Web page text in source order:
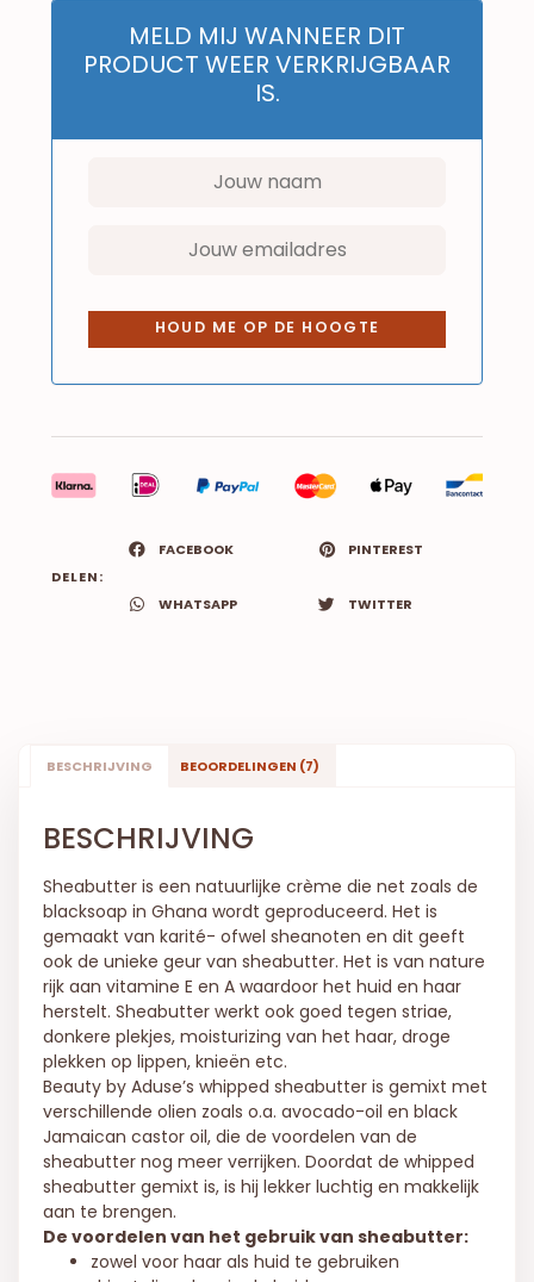
MELD MIJ WANNEER DIT
PRODUCT WEER VERKRIJGBAAR
IS.
DELEN:
FACEBOOK PINTEREST
WHATSAPP TWITTER
BESCHRIJVING BEOORDELINGEN (7)
BESCHRIJVING
Sheabutter is een natuurlijke crème die net zoals de
blacksoap in Ghana wordt geproduceerd. Het is
gemaakt van karité- ofwel sheanoten en dit geeft
ook de unieke geur van sheabutter. Het is van nature
rijk aan vitamine E en A waardoor het huid en haar
herstelt. Sheabutter werkt ook goed tegen striae,
donkere plekjes, moisturizing van het haar, droge
plekken op lippen, knieën etc.
Beauty by Aduse’s whipped sheabutter is gemixt met
verschillende olien zoals o.a. avocado-oil en black
Jamaican castor oil, die de voordelen van de
sheabutter nog meer verrijken. Doordat de whipped
sheabutter gemixt is, is hij lekker luchtig en makkelijk
aan te brengen.
De voordelen van het gebruik van sheabutter:
zowel voor haar als huid te gebruiken